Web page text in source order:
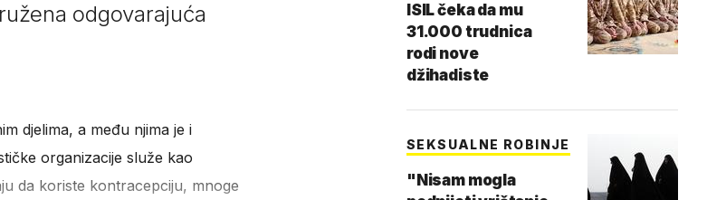
odgovarajuća
djelima, a među njima je i
organizacije služe kao
da koriste kontracepciju, mnoge
ISIL čeka da mu
31.000 trudnica
rodi nove
džihadiste
SEKSUALNE ROBINJE
"Nisam mogla